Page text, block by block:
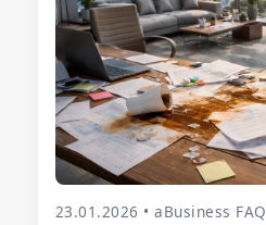
23.01.2026 • aBusiness FAQ